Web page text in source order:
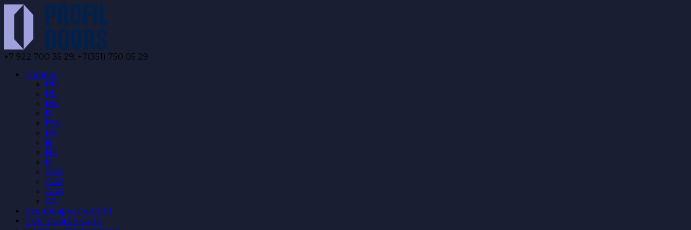
Перейти
содержанию
+7 922 700 35 29, +7(351) 750 05 29
Каталог
PD
PE
PM
P
PW
PA
N
NE
M
AGK
AGP
AGN
AG
Все товары (лентой)
Profildoors Акции